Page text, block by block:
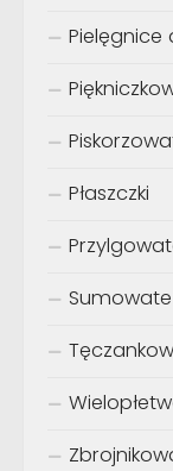
Pielęgnice
Płaszczki
Sumowate